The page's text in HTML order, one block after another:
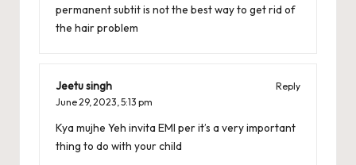
permanent subtit is not the best way to get rid of
the hair problem
Jeetu singh
Reply
June 29, 2023,5:13 pm
Kya mujhe Yeh invita EMI per it’s a very important
thing to do with your child